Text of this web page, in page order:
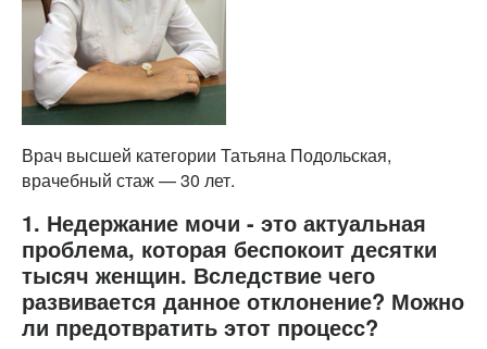
Врач высшей категории Татьяна Подольская,
врачебный стаж — 30 лет.
1. Недержание мочи - это актуальная
проблема, которая беспокоит десятки
тысяч женщин. Вследствие чего
развивается данное отклонение? Можно
ли предотвратить этот процесс?